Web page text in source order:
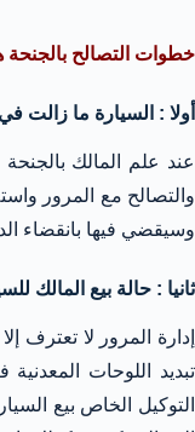
خطوات التصالح
أولا : السيارة ما زالت
عند علم المالك
والتصالح مع المرور
وسيقضي فيها بانقضاء
ثانيا : حالة بيع المالك
إدارة المرور لا تعترف
تبديد اللوحات
التوكيل الخاص بيع